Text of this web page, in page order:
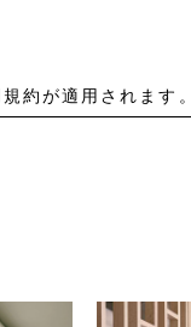
約が適用されます。